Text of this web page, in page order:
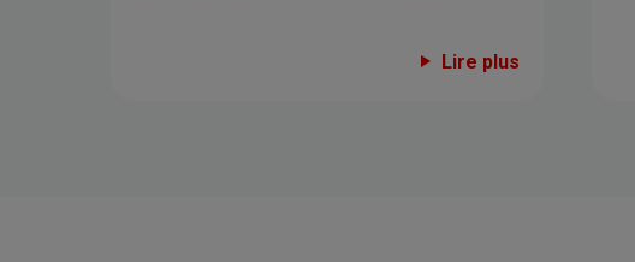
Lire plus